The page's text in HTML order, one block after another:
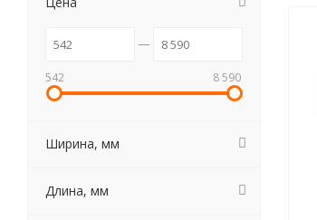
542 8 590
Ширина, мм
Длина, мм